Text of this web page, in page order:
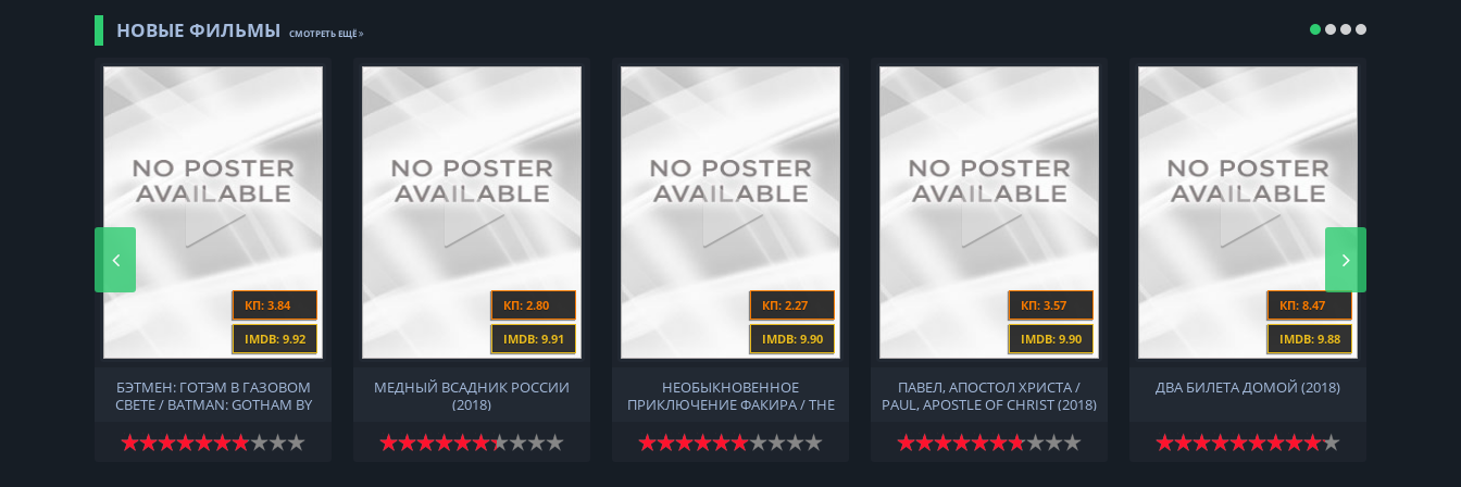
НОВЫЕ ФИЛЬМЫ СМОТРЕТЬ ЕЩЁ
КП: 3.84
IMDB: 9.92
БЭТМЕН: ГОТЭМ В ГАЗОВОМ
СВЕТЕ / BATMAN: GOTHAM BY
КП: 2.80
IMDB: 9.91
МЕДНЫЙ ВСАДНИК РОССИИ
(2018)
КП: 2.27
IMDB: 9.90
НЕОБЫКНОВЕННОЕ
ПРИКЛЮЧЕНИЕ ФАКИРА / THE
THE FAKIR (2018)
КП: 3.57
IMDB: 9.90
ПАВЕЛ, АПОСТОЛ ХРИСТА /
PAUL, APOSTLE OF CHRIST (2018)
КП: 8.47
IMDB: 9.88
ДВА БИЛЕТА ДОМОЙ (2018)